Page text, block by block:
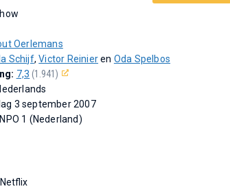
Oerlemans
Schijf,Victor Reinieren Oda Spelbos
7,3 (1.941)
3 september 2007
NPO 1 (Nederland)